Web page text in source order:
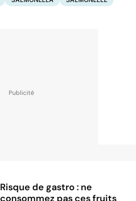
Risque de gastro : ne
consommez pas ces fruits